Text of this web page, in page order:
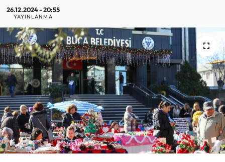
26.12.2024 - 20:55
YAYINLANMA